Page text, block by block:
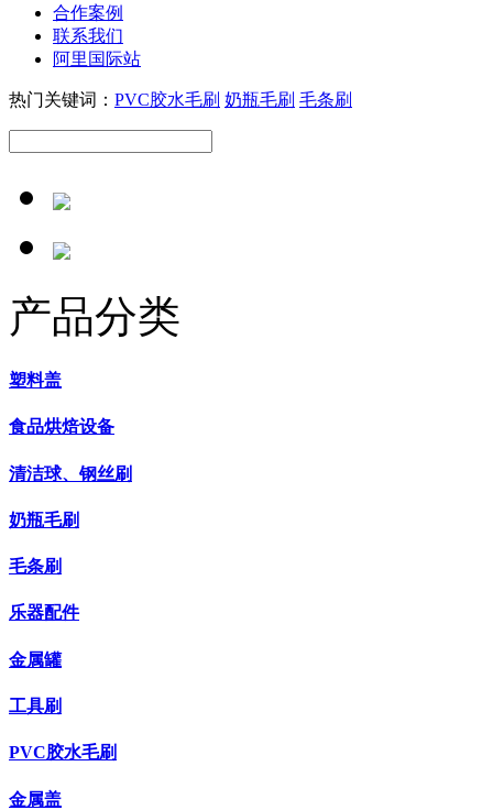
合作案例
联系我们
阿里国际站
热门关键词： PVC胶水毛刷 奶瓶毛刷 毛条刷
产品分类
塑料盖
食品烘焙设备
清洁球、钢丝刷
奶瓶毛刷
毛条刷
乐器配件
金属罐
工具刷
PVC胶水毛刷
金属盖